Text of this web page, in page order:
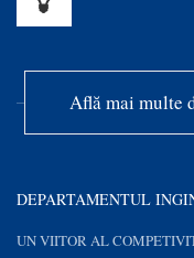
Află mai multe
DEPARTAMENTUL
UN VIITOR AL